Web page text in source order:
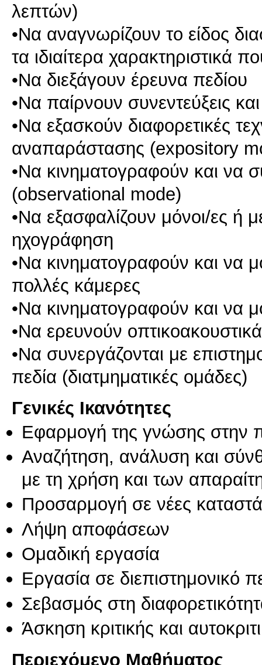
λεπτών)
•Να αναγνωρίζουν το είδος
τα ιδιαίτερα χαρακτηριστικά
•Να διεξάγουν έρευνα πεδίου
•Να παίρνουν συνεντεύξεις
•Να εξασκούν διαφορετικές
αναπαράστασης (expository
•Να κινηματογραφούν και να
(observational mode)
•Να εξασφαλίζουν μόνοι/ες ή
ηχογράφηση
•Να κινηματογραφούν και να
πολλές κάμερες
•Να κινηματογραφούν και να
•Να ερευνούν
•Να συνεργάζονται με
Γενικές Ικανότητες
Εφαρμογή της γνώσης στην
Αναζήτηση, ανάλυση και
με τη χρήση και των
Προσαρμογή σε νέες
Λήψη αποφάσεων
Ομαδική εργασία
Εργασία σε διεπιστημονικό
Σεβασμός στη
Άσκηση κριτικής και
Περιεχόμενο Μαθήματος